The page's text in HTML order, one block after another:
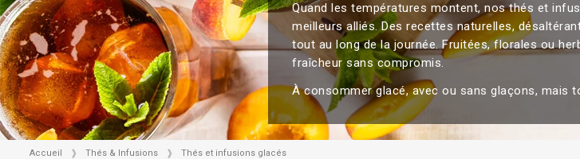
Quand les températures montent, nos thés et
meilleurs alliés. Des recettes naturelles,
tout au long de la journée. Fruitées, florales ou
fraîcheur sans compromis.
À consommer glacé, avec ou sans glaçons, mais
Accueil Thés & Infusions Thés et infusions glacés